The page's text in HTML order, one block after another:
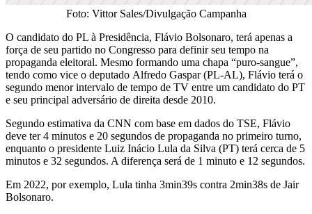
Foto: Vittor Sales/Divulgação Campanha
O candidato do PL à Presidência, Flávio Bolsonaro, terá apenas a
força de seu partido no Congresso para definir seu tempo na
propaganda eleitoral. Mesmo formando uma chapa “puro-sangue”,
tendo como vice o deputado Alfredo Gaspar (PL-AL), Flávio terá o
segundo menor intervalo de tempo de TV entre um candidato do PT
e seu principal adversário de direita desde 2010.
Segundo estimativa da CNN com base em dados do TSE, Flávio
deve ter 4 minutos e 20 segundos de propaganda no primeiro turno,
enquanto o presidente Luiz Inácio Lula da Silva (PT) terá cerca de 5
minutos e 32 segundos. A diferença será de 1 minuto e 12 segundos.
Em 2022, por exemplo, Lula tinha 3min39s contra 2min38s de Jair
Bolsonaro.